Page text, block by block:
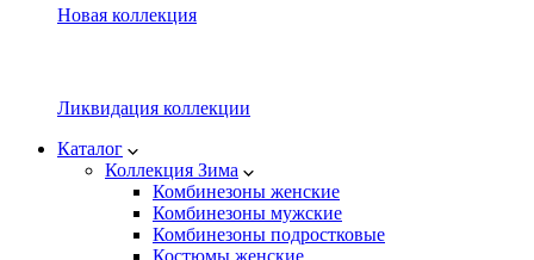
Новая коллекция
Ликвидация коллекции
Каталог
Коллекция Зима
Комбинезоны женские
Комбинезоны мужские
Комбинезоны подростковые
Костюмы женские